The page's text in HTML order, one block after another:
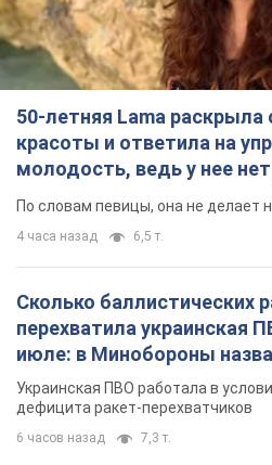
50-летняя Lama раскрыла
красоты и ответила на
молодость, ведь у нее
По словам певицы, она не делает
4 часа назад 6,5 т.
Сколько баллистических
перехватила украинская
июле: в Минобороны
Украинская ПВО работала в
дефицита ракет-перехватчиков
6 часов назад 7,3 т.